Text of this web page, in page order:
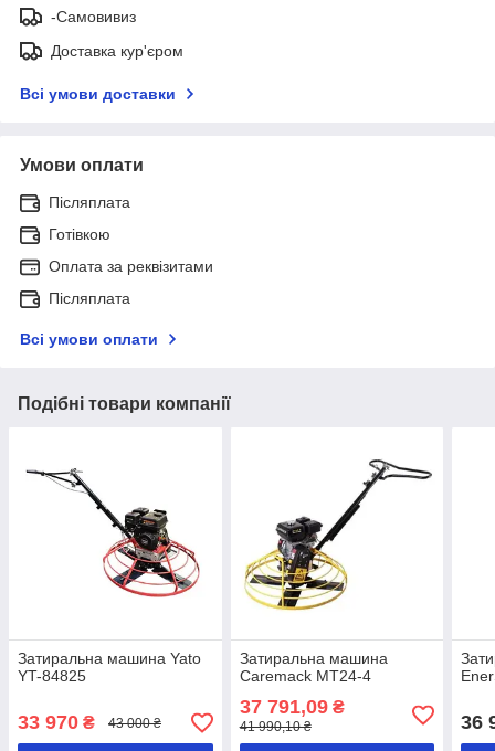
-Самовивиз
Доставка кур'єром
Всі умови доставки
Умови оплати
Післяплата
Готівкою
Оплата за реквізитами
Післяплата
Всі умови оплати
Подібні товари компанії
Затиральна машина Yato
YT-84825
33 970 ₴ 43 000 ₴
Затиральна машина
Caremack MT24-4
37 791,09₴
41 990,10 ₴ 36